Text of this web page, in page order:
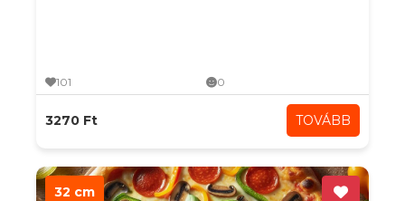
101 0
3270 Ft TOVÁBB
32 cm